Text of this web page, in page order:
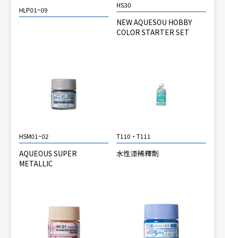
HLP01~09
HS30
NEW AQUESOU HOBBY
COLOR STARTER SET
HSM01~02
AQUEOUS SUPER
METALLIC
T110・T111
水性漆稀釋劑